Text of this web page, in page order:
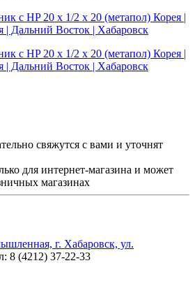
свяжутся с вами и уточнят
для интернет-магазина и может
магазинах
г. Хабаровск, ул.
8 (4212) 37-22-33